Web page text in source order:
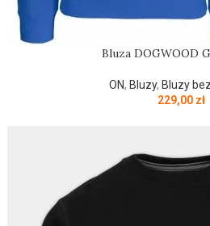
Bluza DOGWOOD
ON, Bluzy, Bluzy
229,00 zł